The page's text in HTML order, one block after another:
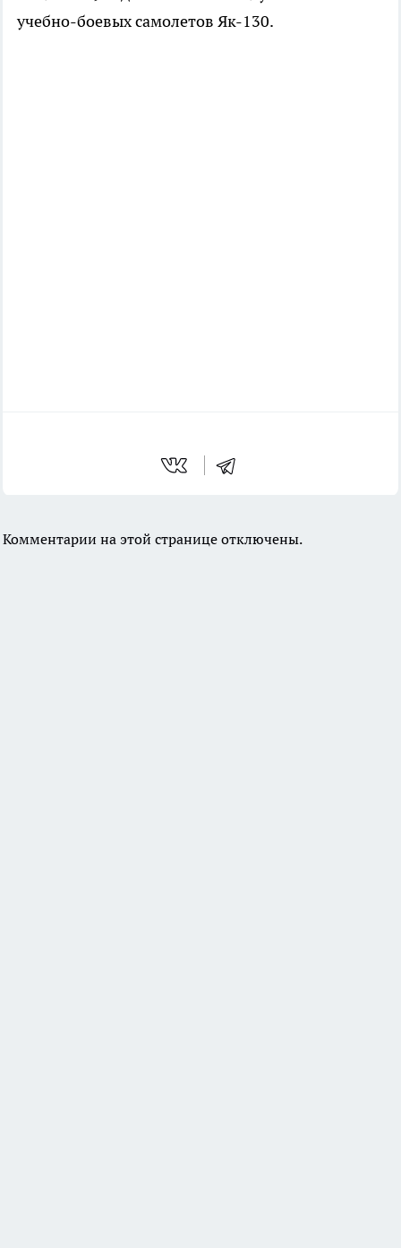
учебно-боевых самолетов Як-130.
Комментарии на этой странице отключены.